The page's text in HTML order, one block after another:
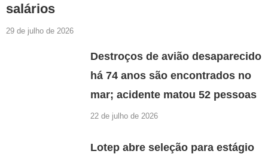
salários
29 de julho de 2026
Destroços de avião desaparecido
há 74 anos são encontrados no
mar; acidente matou 52 pessoas
22 de julho de 2026
Lotep abre seleção para estágio